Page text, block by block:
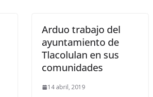
Arduo trabajo del
ayuntamiento de
Tlacolulan en sus
comunidades
14 abril, 2019